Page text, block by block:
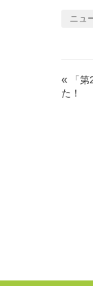
ニュ
«
「
た！